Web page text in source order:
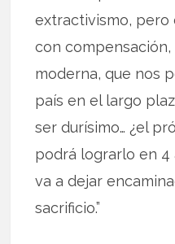
extractivismo, pero
con compensación,
moderna, que nos
país en el largo
ser durísimo… ¿el
podrá lograrlo en 4
va a dejar
sacrificio.”